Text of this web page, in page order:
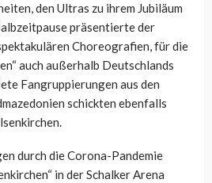
den Ultras zu ihrem Jubiläum
präsentierte der
Choreografien, für die
auch außerhalb Deutschlands
Fangruppierungen aus den
schickten ebenfalls
durch die Corona-Pandemie
in der Schalker Arena